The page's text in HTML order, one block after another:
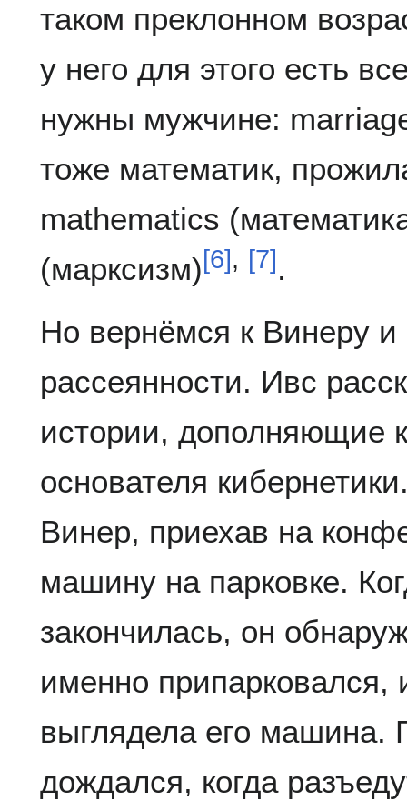
таком преклонном
у него для этого есть
нужны мужчине:
тоже математик,
mathematics
(марксизм)[6], [7] .
Но вернёмся к Винеру и
рассеянности. Ивс
истории, дополняющие
основателя
Винер, приехав на
машину на парковке.
закончилась, он
именно припарковался,
выглядела его машина.
дождался, когда